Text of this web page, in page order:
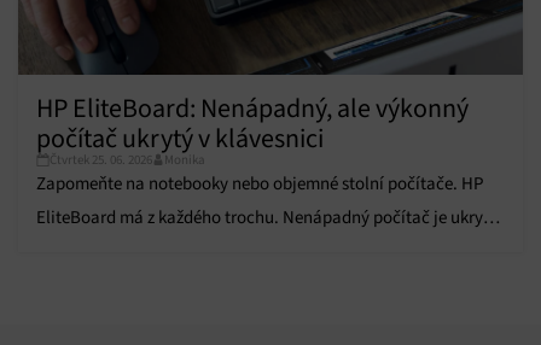
HP EliteBoard: Nenápadný, ale výkonný
počítač ukrytý v klávesnici
Čtvrtek 25. 06. 2026 Monika
Zapomeňte na notebooky nebo objemné stolní počítače. HP
EliteBoard má z každého trochu. Nenápadný počítač je ukrytý